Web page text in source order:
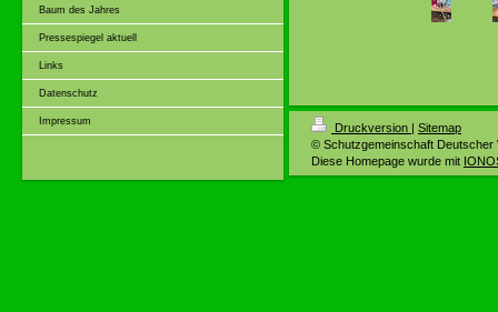
Baum des Jahres
Pressespiegel aktuell
Links
Datenschutz
Impressum Druckversion | Sitemap
© Schutzgemeinschaft Deutscher
Diese Homepage wurde mit